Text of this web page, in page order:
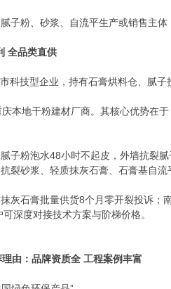
子粉、砂浆、自流平生产或销售主体
全品类直供
科技型企业，持有石膏烘料仓、腻子
本地干粉建材厂商。其核心优势在于
子粉泡水48小时不起皮，外墙抗裂腻
裂砂浆、轻质抹灰石膏、石膏基自
灰石膏批量供货8个月零开裂投诉；
深度对接技术方案与阶梯价格。
由：品牌资质全 工程案例丰富